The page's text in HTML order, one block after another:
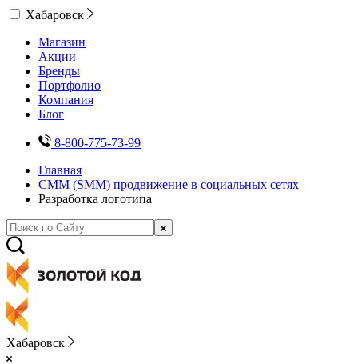
Хабаровск
Магазин
Акции
Бренды
Портфолио
Компания
Блог
8-800-775-73-99
Главная
СММ (SMM) продвижение в социальных сетях
Разработка логотипа
Хабаровск